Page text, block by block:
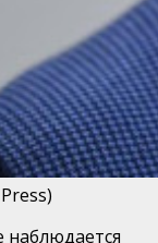
наблюдается